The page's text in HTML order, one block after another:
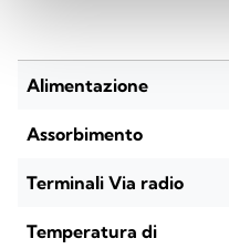
Alimentazione
Assorbimento
Terminali Via radio
Temperatura di